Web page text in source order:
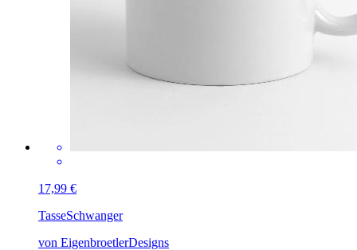
17,99 €
TasseSchwanger
von EigenbroetlerDesigns